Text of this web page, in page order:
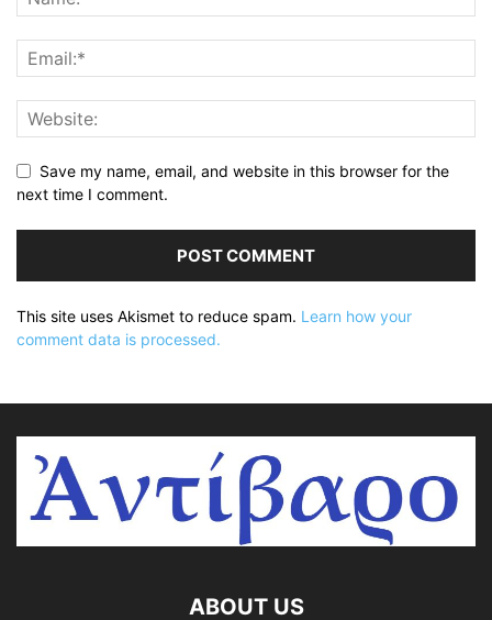
Save my name, email, and website in this browser for the
next time I comment.
This site uses Akismet to reduce spam. Learn how your
comment data is processed.
ABOUT US